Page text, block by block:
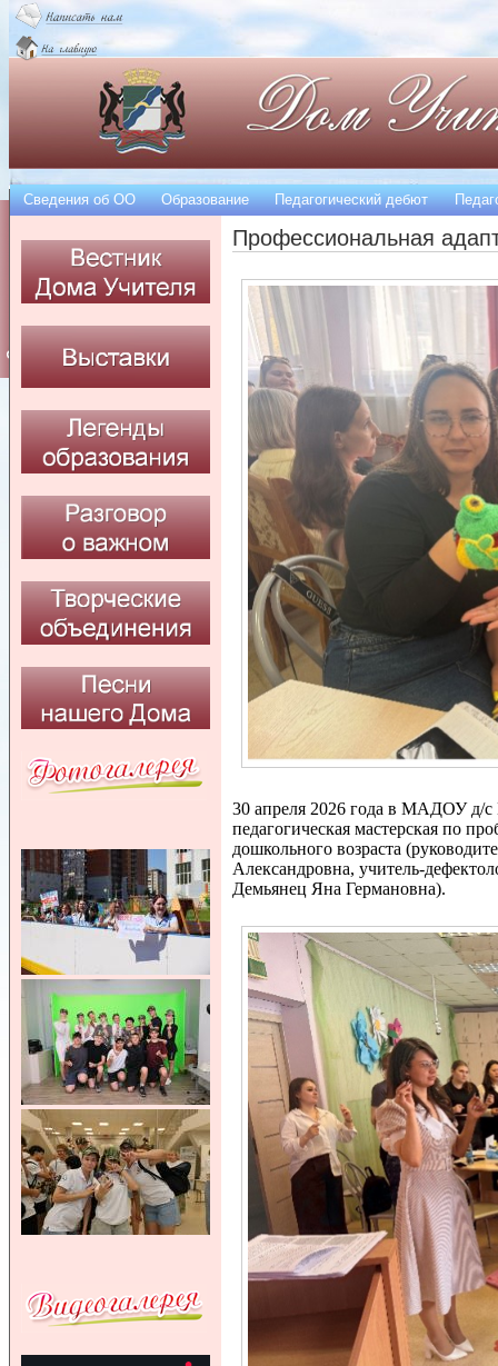
Профессиональная
30 апреля 2026 года в МАДОУ д/
педагогическая мастерская по
дошкольного возраста
Александровна, учитель-
Демьянец Яна Германовна).
Сведения об OO Образование Педагогический дебют